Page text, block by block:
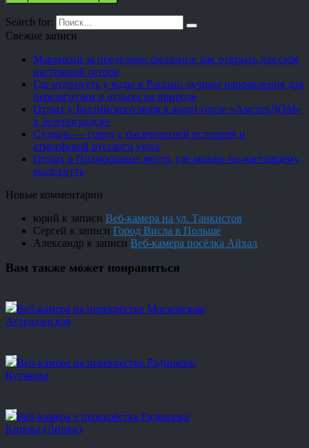
Search for:
Свежие записи
Маврикий за пределами шезлонга: как открыть для себя
настоящий остров
Где отдохнуть у воды в России: лучшие направления для
перезагрузки и отдыха на природе
Отдых у Балтийского моря в апарт-отеле «АмстерДОМ»
в Зеленоградске
Суздаль — город с тысячелетней историей и
атмосферой русского уюта
Отдых в Подмосковье: место, где можно по-настоящему
выдохнуть
Новые комментарии
юрий к записи Веб-камера на ул. Танкистов
Сергей к записи Город Висла в Польше
Александр к записи Веб-камера посёлка Айхал
Вам также может понравиться
Веб-камера на перекрёстке Московская/
Астраханская
Веб-камера на перекрёстке Радищева/
Кутякова
Веб-камера у перекрёстка Радищева/
Кирова (Липки)